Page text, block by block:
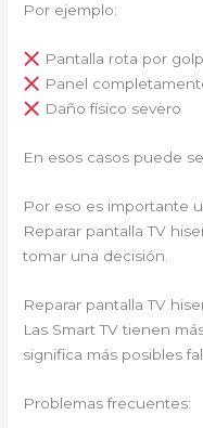
Por ejemplo:
Pantalla rota por
Panel
Daño físico severo
En esos casos puede
Por eso es importante
Reparar pantalla TV
tomar una decisión.
Reparar pantalla TV
Las Smart TV tienen
significa más posibles
Problemas frecuentes: